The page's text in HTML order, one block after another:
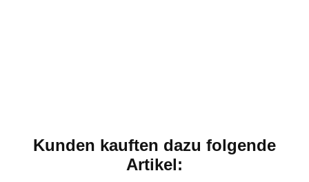
Kunden kauften dazu folgende
Artikel: